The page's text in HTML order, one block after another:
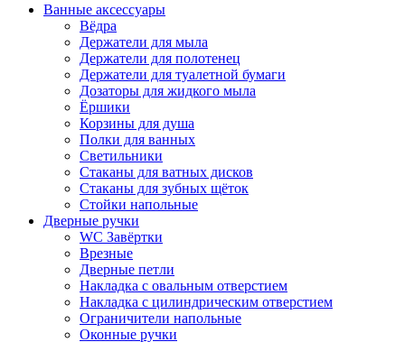
Ванные аксессуары
Вёдра
Держатели для мыла
Держатели для полотенец
Держатели для туалетной бумаги
Дозаторы для жидкого мыла
Ёршики
Корзины для душа
Полки для ванных
Светильники
Стаканы для ватных дисков
Стаканы для зубных щёток
Стойки напольные
Дверные ручки
WC Завёртки
Врезные
Дверные петли
Накладка с овальным отверстием
Накладка с цилиндрическим отверстием
Ограничители напольные
Оконные ручки